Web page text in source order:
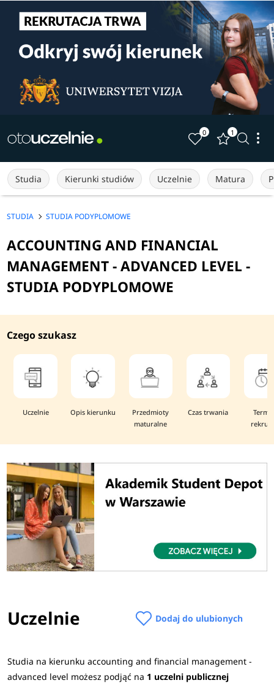
0 1
Studia Kierunki studiów Uczelnie Matura
STUDIA STUDIA PODYPLOMOWE
ACCOUNTING AND FINANCIAL
MANAGEMENT - ADVANCED LEVEL -
STUDIA PODYPLOMOWE
Czego szukasz
Uczelnie Opis kierunku
Przedmioty
maturalne
Czas trwania
Uczelnie Dodaj do ulubionych
Studia na kierunku accounting and financial management -
advanced level możesz podjąć na 1 uczelni publicznej